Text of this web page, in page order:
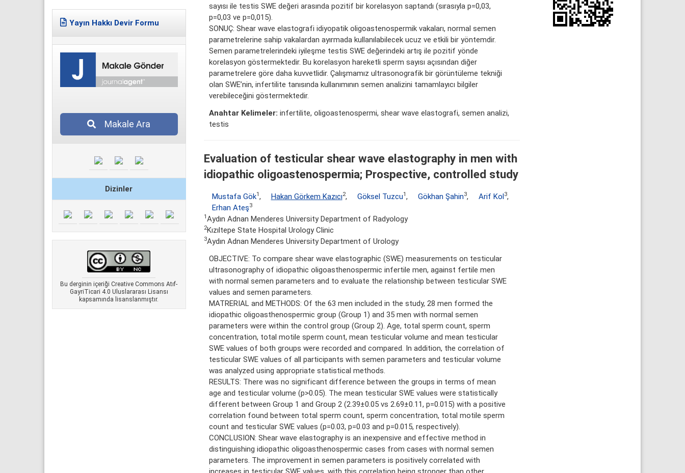
Yayın Hakkı Devir Formu
Makale Ara
Dizinler
Bu derginin içeriği Creative Commons Atıf-
GayriTicari 4.0 Uluslararası Lisansı
kapsamında lisanslanmıştır.
sayısı ile testis SWE değeri arasında pozitif bir korelasyon saptandı (sırasıyla p=0,03,
p=0,03 ve p=0,015).
SONUÇ: Shear wave elastografi idiyopatik oligoastenospermik vakaları, normal semen
parametrelerine sahip vakalardan ayırmada kullanılabilecek ucuz ve etkili bir yöntemdir.
Semen parametrelerindeki iyileşme testis SWE değerindeki artış ile pozitif yönde
korelasyon göstermektedir. Bu korelasyon hareketli sperm sayısı açısından diğer
parametrelere göre daha kuvvetlidir. Çalışmamız ultrasonografik bir görüntüleme tekniği
olan SWE’nin, infertilite tanısında kullanımının semen analizini tamamlayıcı bilgiler
verebileceğini göstermektedir.
Anahtar Kelimeler: infertilite, oligoastenospermi, shear wave elastografi, semen analizi,
testis
Evaluation of testicular shear wave elastography in men with
idiopathic oligoastenospermia; Prospective, controlled study
Mustafa Gök1, Hakan Görkem Kazıcı2, Göksel Tuzcu1, Gökhan Şahin3, Arif Kol3,
Erhan Ateş3
1Aydın Adnan Menderes University Department of Radyology
2Kızıltepe State Hospital Urology Clinic
3Aydın Adnan Menderes University Department of Urology
OBJECTIVE: To compare shear wave elastographic (SWE) measurements on testicular
ultrasonography of idiopathic oligoasthenospermic infertile men, against fertile men
with normal semen parameters and to evaluate the relationship between testicular SWE
values and semen parameters.
MATRERIAL and METHODS: Of the 63 men included in the study, 28 men formed the
idiopathic oligoasthenospermic group (Group 1) and 35 men with normal semen
parameters were within the control group (Group 2). Age, total sperm count, sperm
concentration, total motile sperm count, mean testicular volume and mean testicular
SWE values of both groups were recorded and compared. In addition, the correlation of
testicular SWE values of all participants with semen parameters and testicular volume
was analyzed using appropriate statistical methods.
RESULTS: There was no significant difference between the groups in terms of mean
age and testicular volume (p>0.05). The mean testicular SWE values were statistically
different between Group 1 and Group 2 (2.39±0.05 vs 2.69±0.11, p=0.015) with a positive
correlation found between total sperm count, sperm concentration, total motile sperm
count and testicular SWE values (p=0.03, p=0.03 and p=0.015, respectively).
CONCLUSION: Shear wave elastography is an inexpensive and effective method in
distinguishing idiopathic oligoasthenospermic cases from cases with normal semen
parameters. The improvement in semen parameters is positively correlated with